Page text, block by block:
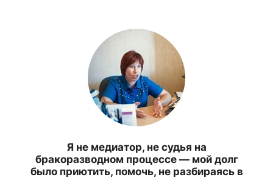
Я не медиатор, не судья на
бракоразводном процессе — мой долг
было приютить, помочь, не разбираясь в